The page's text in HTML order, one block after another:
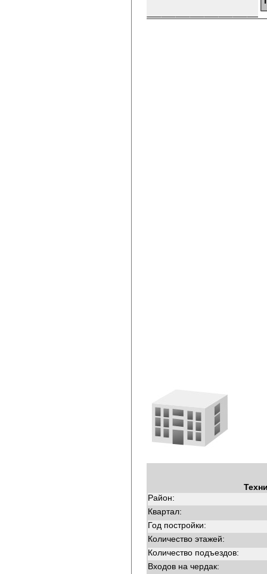
Район:
Квартал:
Год постройки:
Количество этажей:
Количество подъездов:
Входов на чердак: